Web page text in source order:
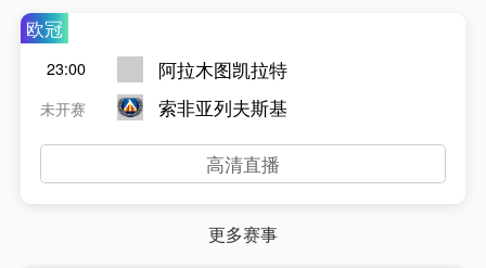
欧冠
23:00
未开赛
阿拉木图凯拉特
索非亚列夫斯基
高清直播
更多赛事